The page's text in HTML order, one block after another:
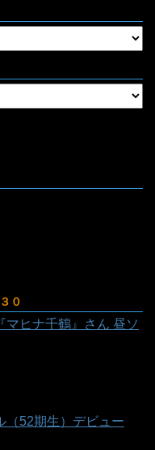
０
マヒナ千鶴』さん 昼ソ
（52期生）デビュー